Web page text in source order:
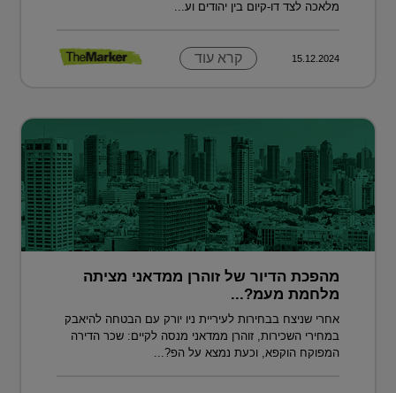
מלאכה לצד דו-קיום בין יהודים וע...
15.12.2024 קרא עוד
מהפכת הדיור של זוהרן ממדאני מציתה
מלחמת מעמ?...
אחרי שניצח בבחירות לעיריית ניו יורק עם הבטחה להיאבק
במחירי השכירות, זוהרן ממדאני מנסה לקיים: שכר הדירה
המפוקח הוקפא, וכעת נמצא על הפ?...